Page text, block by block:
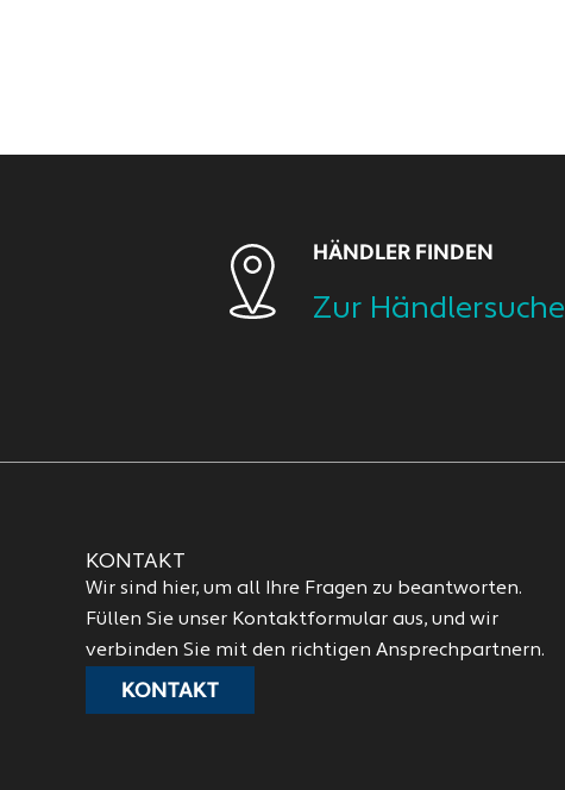
HÄNDLER FINDEN
Zur Händlersuche
KONTAKT
Wir sind hier, um all Ihre Fragen zu beantworten.
Füllen Sie unser Kontaktformular aus, und wir
verbinden Sie mit den richtigen Ansprechpartnern.
KONTAKT